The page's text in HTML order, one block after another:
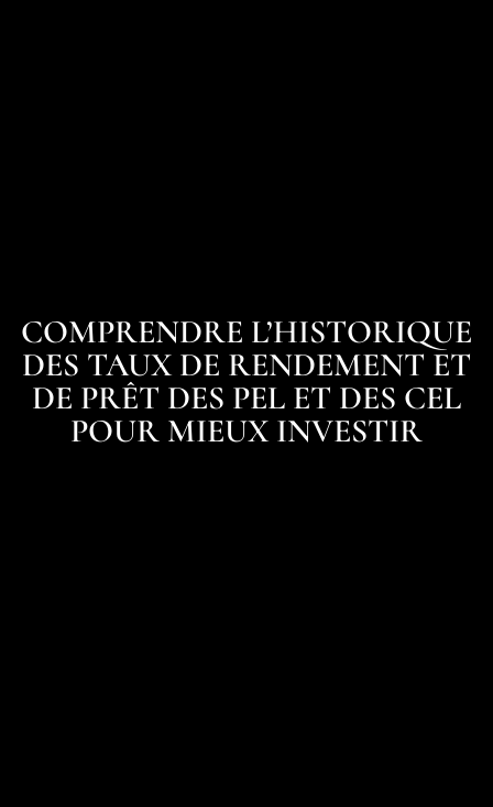
COMPRENDRE L’HISTORIQUE
DES TAUX DE RENDEMENT ET
DE PRÊT DES PEL ET DES CEL
POUR MIEUX INVESTIR